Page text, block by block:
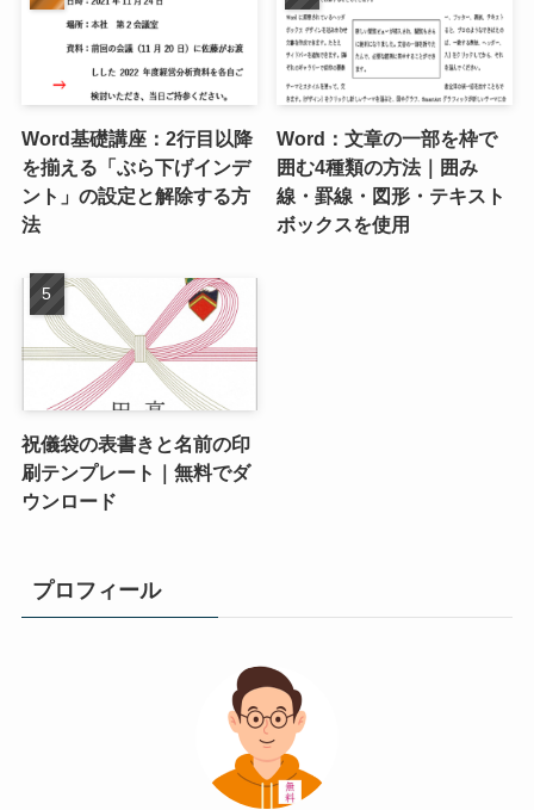
Word基礎講座：2行目以降
を揃える「ぶら下げインデ
ント」の設定と解除する方
法
Word：文章の一部を枠で
囲む4種類の方法｜囲み
線・罫線・図形・テキスト
ボックスを使用
祝儀袋の表書きと名前の印
刷テンプレート｜無料でダ
ウンロード
プロフィール